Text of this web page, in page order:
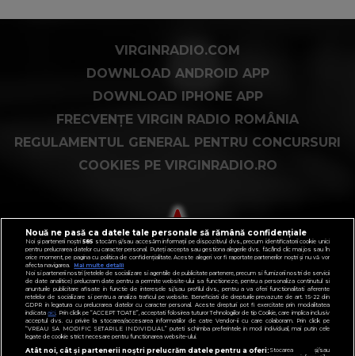
VIRGINRADIO.COM
DOWNLOAD ANDROID APP
DOWNLOAD IPHONE APP
FRECVENȚE VIRGIN RADIO ROMÂNIA
REGULAMENTUL GENERAL PENTRU CONCURSURI
COOKIES PE VIRGINRADIO.RO
Nouă ne pasă ca datele tale personale să rămână confidențiale
Noi și partenerii noștri585 stocăm și/sau accesăm informații pe dispozitivul dvs., precum identificatorii cookie unici
pentru prelucrarea datelor cu caracter personal. Puteți accepta sau gestiona alegerile dvs. făcând clic mai jos sau în
orice moment, pe pagina cu politica de confidențialitate. Aceste alegeri vor fi raportate partenerilor noștri și nu vă vor
afecta navigarea.
Mai multe detalii
Noi si partenerii nostri (retelele de socializare si agentiile de publicitate partenere, precum si furnizorii nostri de servicii
de date analitice) prelucram date pentru a permite website-ului sa functioneze, pentru a personaliza continutul si
anunturile publicitare afisate in functie de interesele si/sau profilul dvs., pentru a va oferi functionalitati aferente
retelelor de socializare si pentru a analiza traficul pe website. Beneficiati de drepturile prevazute de art. 15-22 din
GDPR in legatura cu prelucrarea datelor cu caracter personal. Aceste drepturi pot fi exercitate prin modalitatea
indicataaici. Prin click pe “ACCEPT TOATE”, acceptati folosirea tuturor Tehnologiilor de tip Cookie, care implica inclusiv
acceptul dvs. cu privire la stocarea/accesarea informatiilor de catre Vendor-ii cu care colaboram. Prin click pe
“VREAU SA MODIFIC SETARILE INDIVIDUAL” puteti schimba preferintele in mod individual, mai putin cele
legate de cookie strict necesare pentru functionarea website-ului.
Atât noi, cât și partenerii noștri prelucrăm datele pentru a oferi: Stocarea și/sau